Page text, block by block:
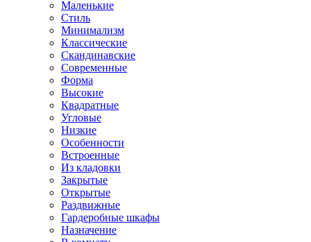
Маленькие
Стиль
Минимализм
Классические
Скандинавские
Современные
Форма
Высокие
Квадратные
Угловые
Низкие
Особенности
Встроенные
Из кладовки
Закрытые
Открытые
Раздвижные
Гардеробные шкафы
Назначение